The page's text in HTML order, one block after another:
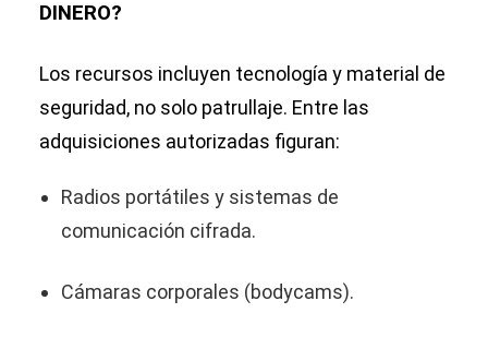
DINERO?
Los recursos incluyen tecnología y material de
seguridad, no solo patrullaje. Entre las
adquisiciones autorizadas figuran:
Radios portátiles y sistemas de
comunicación cifrada.
Cámaras corporales (bodycams).